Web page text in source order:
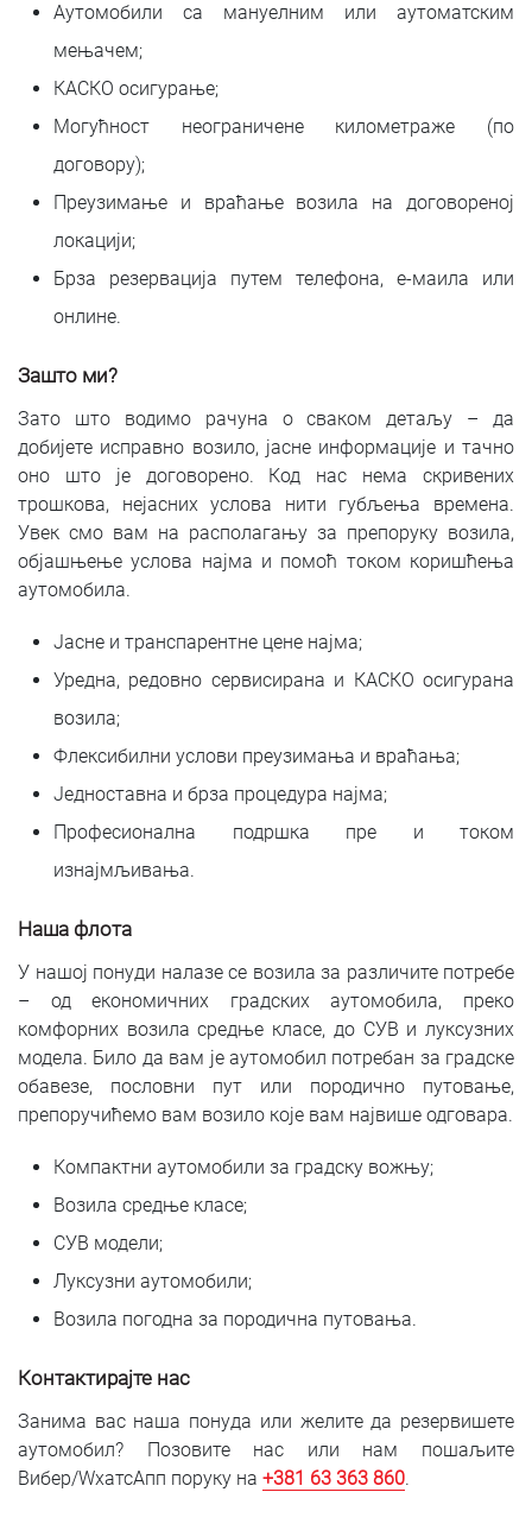
Аутомобили са мануелним или аутоматским
мењачем;
КАСКО осигурање;
Могућност неограничене километраже (по
договору);
Преузимање и враћање возила на договореној
локацији;
Брза резервација путем телефона, е-маила или
онлине.
Зашто ми?
Зато што водимо рачуна о сваком детаљу – да
добијете исправно возило, јасне информације и тачно
оно што је договорено. Код нас нема скривених
трошкова, нејасних услова нити губљења времена.
Увек смо вам на располагању за препоруку возила,
објашњење услова најма и помоћ током коришћења
аутомобила.
Јасне и транспарентне цене најма;
Уредна, редовно сервисирана и КАСКО осигурана
возила;
Флексибилни услови преузимања и враћања;
Једноставна и брза процедура најма;
Професионална подршка пре и током
изнајмљивања.
Наша флота
У нашој понуди налазе се возила за различите потребе
– од економичних градских аутомобила, преко
комфорних возила средње класе, до СУВ и луксузних
модела. Било да вам је аутомобил потребан за градске
обавезе, пословни пут или породично путовање,
препоручићемо вам возило које вам највише одговара.
Компактни аутомобили за градску вожњу;
Возила средње класе;
СУВ модели;
Луксузни аутомобили;
Возила погодна за породична путовања.
Контактирајте нас
Занима вас наша понуда или желите да резервишете
аутомобил? Позовите нас или нам пошаљите
Вибер/WхатсАпп поруку на +381 63 363 860.